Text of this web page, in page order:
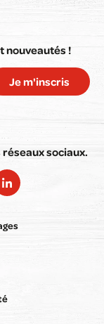
nouveautés !
Je m'inscris
sociaux.